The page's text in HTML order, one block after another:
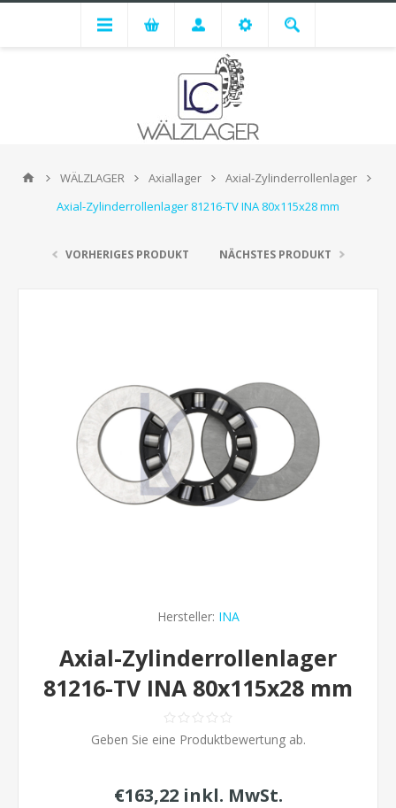
WÄLZLAGER Axiallager
Axial-Zylinderrollenlager
Axial-Zylinderrollenlager 81216-TV INA 80x115x28 mm
VORHERIGES PRODUKT NÄCHSTES PRODUKT
Hersteller: INA
Axial-Zylinderrollenlager
81216-TV INA 80x115x28 mm
Geben Sie eine Produktbewertung ab.
€163,22 inkl. MwSt.